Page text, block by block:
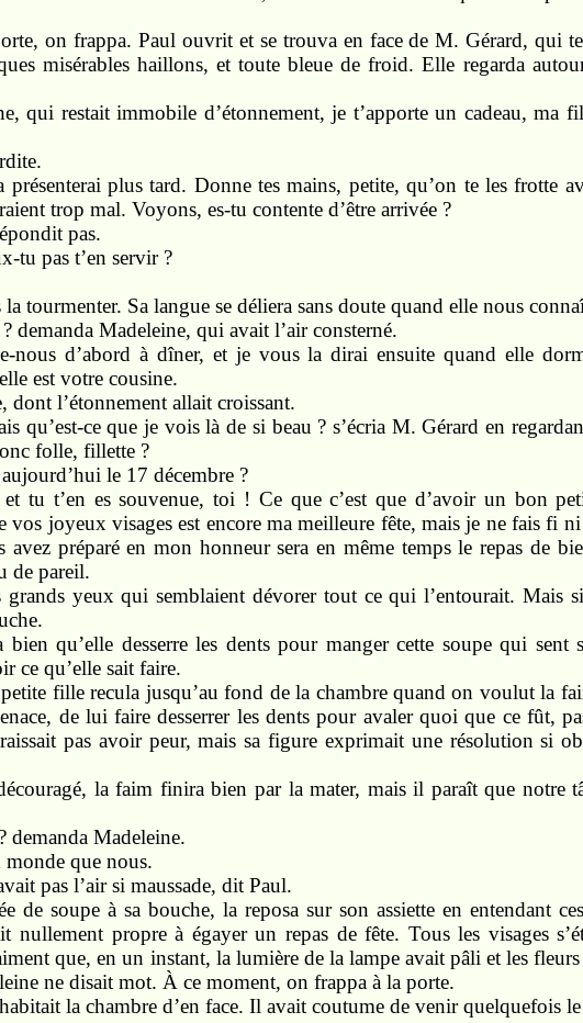
on frappa. Paul ouvrit et se trouva en face de M. Gérard, qui
misérables haillons, et toute bleue de froid. Elle regarda
qui restait immobile d’étonnement, je t’apporte un cadeau, ma
plus tard. Donne tes mains, petite, qu’on te les frotte
trop mal. Voyons, es-tu contente d’être arrivée ?
pas.
tu pas t’en servir ?
tourmenter. Sa langue se déliera sans doute quand elle nous
demanda Madeleine, qui avait l’air consterné.
nous d’abord à dîner, et je vous la dirai ensuite quand elle
est votre cousine.
dont l’étonnement allait croissant.
qu’est-ce que je vois là de si beau ? s’écria M. Gérard en
folle, fillette ?
le 17 décembre ?
tu t’en es souvenue, toi ! Ce que c’est que d’avoir un bon
vos joyeux visages est encore ma meilleure fête, mais je ne fais fi
préparé en mon honneur sera en même temps le repas de
de pareil.
yeux qui semblaient dévorer tout ce qui l’entourait. Mais
qu’elle desserre les dents pour manger cette soupe qui sent
ce qu’elle sait faire.
fille recula jusqu’au fond de la chambre quand on voulut la
de lui faire desserrer les dents pour avaler quoi que ce fût,
pas avoir peur, mais sa figure exprimait une résolution si
la faim finira bien par la mater, mais il paraît que notre
demanda Madeleine.
monde que nous.
pas l’air si maussade, dit Paul.
de soupe à sa bouche, la reposa sur son assiette en entendant
nullement propre à égayer un repas de fête. Tous les visages
que, en un instant, la lumière de la lampe avait pâli et les fleurs
ne disait mot. À ce moment, on frappa à la porte.
la chambre d’en face. Il avait coutume de venir quelquefois